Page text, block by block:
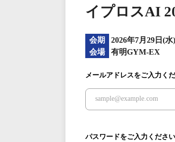
イプロスAI
会期
2026年7月29日(水
会場
有明GYM-EX
メールアドレスをご入力く
パスワードをご入力ください